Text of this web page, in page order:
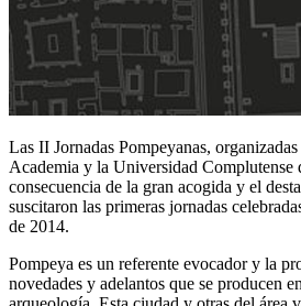
Las II Jornadas Pompeyanas,
Academia y la Universidad Complutense
consecuencia de la gran acogida y el
suscitaron las primeras jornadas
de 2014.
Pompeya es un referente evocador y la
novedades y adelantos que se producen